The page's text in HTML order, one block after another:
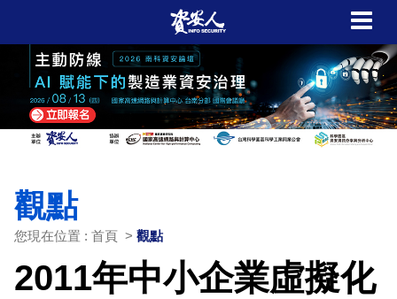
觀點
您現在位置 : 首頁 > 觀點
2011年中小企業虛擬化